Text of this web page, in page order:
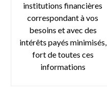
institutions financières
correspondant à vos
besoins et avec des
intérêts payés minimisés,
fort de toutes ces
informations